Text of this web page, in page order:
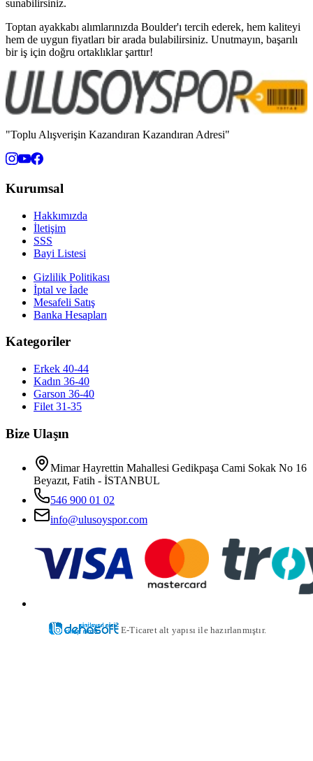
sunabilirsiniz.
Toptan ayakkabı alımlarınızda Boulder'ı tercih ederek, hem kaliteyi
hem de uygun fiyatları bir arada bulabilirsiniz. Unutmayın, başarılı
bir iş için doğru ortaklıklar şarttır!
"Toplu Alışverişin Kazandıran Kazandıran Adresi"
Kurumsal
Hakkımızda
İletişim
SSS
Bayi Listesi
Gizlilik Politikası
İptal ve İade
Mesafeli Satış
Banka Hesapları
Kategoriler
Erkek 40-44
Kadın 36-40
Garson 36-40
Filet 31-35
Bize Ulaşın
Mimar Hayrettin Mahallesi Gedikpaşa Cami Sokak No 16
Beyazıt, Fatih - İSTANBUL
546 900 01 02
info@ulusoyspor.com
E-Ticaret alt yapısı ile hazırlanmıştır.